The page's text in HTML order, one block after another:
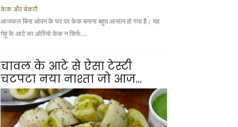
केक और बेकरी
आजकल बिना ओवन के घर पर केक बनाना बहुत आसान हो गया है। यह
गेहूं के आटे का ओरियो केक न सिर्फ...
चावल के आटे से ऐसा टेस्टी
चटपटा नया नाश्ता जो आज...